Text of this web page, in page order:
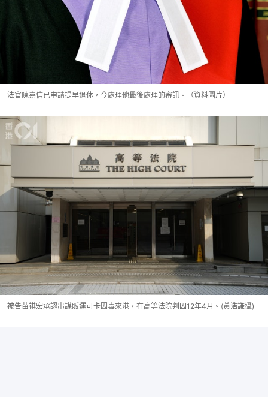
法官陳嘉信已申請提早退休，今處理他最後處理的審訊。（資料圖片）
被告苗祺宏承認串謀販運可卡因毒來港，在高等法院判囚12年4月。(黃浩謙攝)